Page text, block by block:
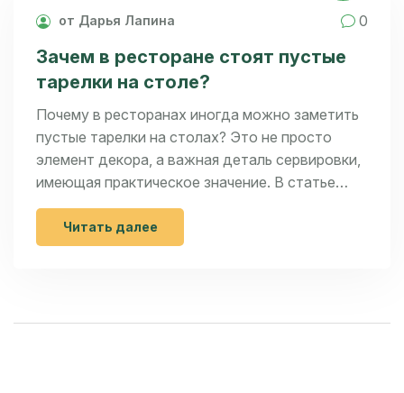
от Дарья Лапина 0
Зачем в ресторане стоят пустые
тарелки на столе?
Почему в ресторанах иногда можно заметить
пустые тарелки на столах? Это не просто
элемент декора, а важная деталь сервировки,
имеющая практическое значение. В статье
рассказывается о традициях, связанных с
пустыми тарелками, и их роли в организации
пространства. Также даются советы о том,
Читать далее